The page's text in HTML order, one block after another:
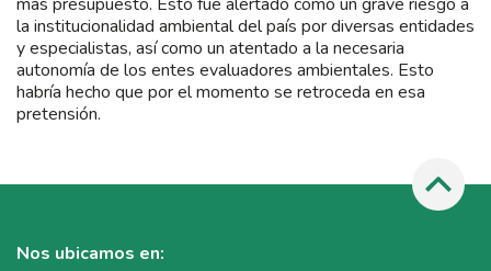
la institucionalidad ambiental del país por diversas entidades
y especialistas, así como un atentado a la necesaria
autonomía de los entes evaluadores ambientales. Esto
habría hecho que por el momento se retroceda en esa
pretensión.
Nos ubicamos en: